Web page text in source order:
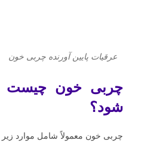
عرقیات پایین آورنده چربی خون
چربی خون چیست و
شود؟
چربی خون معمولاً شامل موارد